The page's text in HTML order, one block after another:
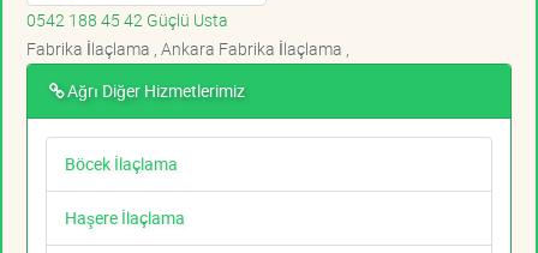
0542 188 45 42 Güçlü Usta
Fabrika İlaçlama , Ankara Fabrika İlaçlama ,
Ağrı Diğer Hizmetlerimiz
Böcek İlaçlama
Haşere İlaçlama